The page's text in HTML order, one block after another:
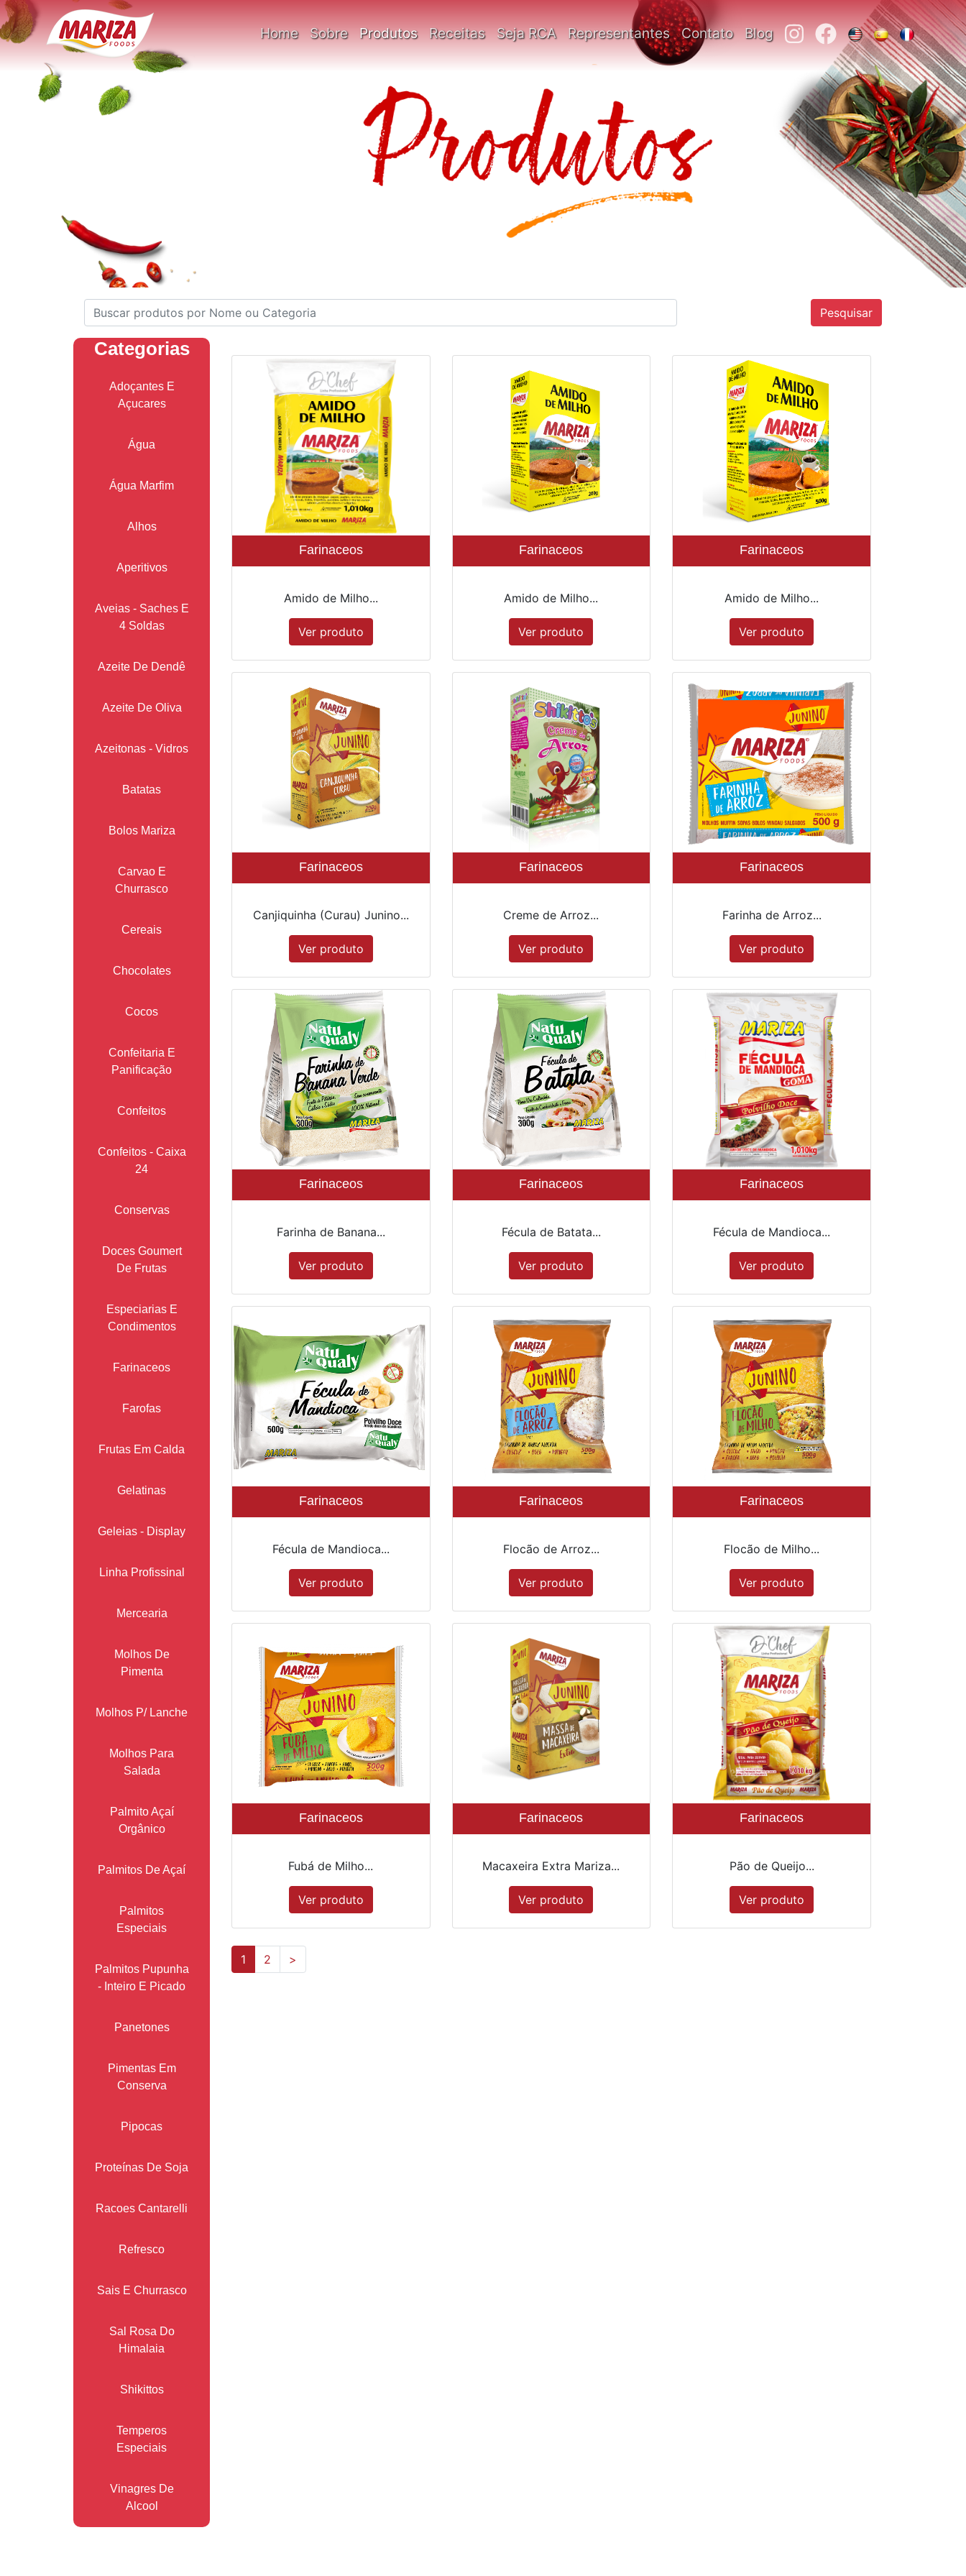
Home Sobre Produtos Receitas Seja RCA Representantes Contato Blog
Pesquisar
Categorias
Adoçantes E
Açucares
Água
Água Marfim
Alhos
Aperitivos
Aveias - Saches E
4 Soldas
Azeite De Dendê
Azeite De Oliva
Azeitonas - Vidros
Batatas
Bolos Mariza
Carvao E
Churrasco
Cereais
Chocolates
Cocos
Confeitaria E
Panificação
Confeitos
Confeitos - Caixa
24
Conservas
Doces Goumert
De Frutas
Especiarias E
Condimentos
Farinaceos
Farofas
Frutas Em Calda
Gelatinas
Geleias - Display
Linha Profissinal
Mercearia
Molhos De
Pimenta
Molhos P/ Lanche
Molhos Para
Salada
Palmito Açaí
Orgânico
Palmitos De Açaí
Palmitos
Especiais
Palmitos Pupunha
- Inteiro E Picado
Panetones
Pimentas Em
Conserva
Pipocas
Proteínas De Soja
Racoes Cantarelli
Refresco
Sais E Churrasco
Sal Rosa Do
Himalaia
Shikittos
Temperos
Especiais
Vinagres De
Alcool
Farinaceos
Amido de Milho...
Ver produto
Farinaceos
Amido de Milho...
Ver produto
Farinaceos
Amido de Milho...
Ver produto
Farinaceos
Canjiquinha (Curau) Junino...
Ver produto
Farinaceos
Creme de Arroz...
Ver produto
Farinaceos
Farinha de Arroz...
Ver produto
Farinaceos
Farinha de Banana...
Ver produto
Farinaceos
Fécula de Batata...
Ver produto
Farinaceos
Fécula de Mandioca...
Ver produto
Farinaceos
Fécula de Mandioca...
Ver produto
Farinaceos
Flocão de Arroz...
Ver produto
Farinaceos
Flocão de Milho...
Ver produto
Farinaceos
Fubá de Milho...
Ver produto
Farinaceos
Macaxeira Extra Mariza...
Ver produto
Farinaceos
Pão de Queijo...
Ver produto
1 (current)
2 >